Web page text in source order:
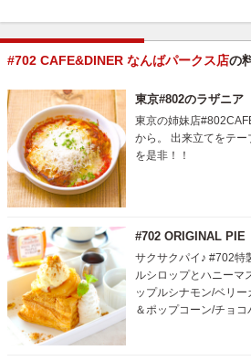
#702 CAFE&DINER なんばパークス店の
東京#802のラザニア
東京の姉妹店
から。 出来立てをテ
を是非！！
#702 ORIGINAL PIE
サクサクパイ♪ #702特
ルシロップとハニーマ
ップルシナモン/ベリ
＆ポップコーン/チョコ